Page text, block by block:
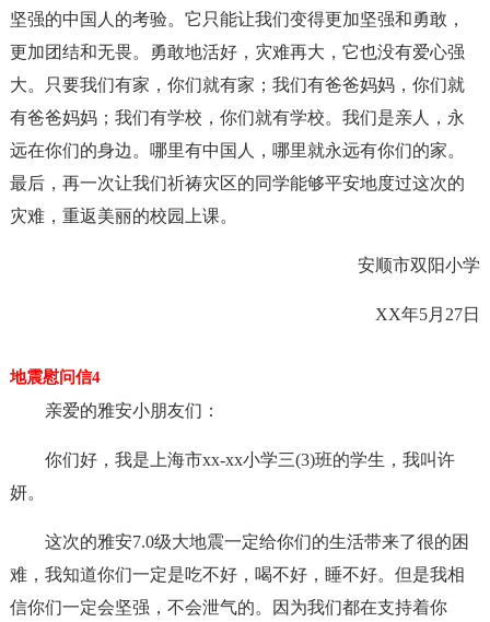
坚强的中国人的考验。它只能让我们变得更加坚强和勇敢，
更加团结和无畏。勇敢地活好，灾难再大，它也没有爱心强
大。只要我们有家，你们就有家；我们有爸爸妈妈，你们就
有爸爸妈妈；我们有学校，你们就有学校。我们是亲人，永
远在你们的身边。哪里有中国人，哪里就永远有你们的家。
最后，再一次让我们祈祷灾区的同学能够平安地度过这次的
灾难，重返美丽的校园上课。
安顺市双阳小学
XX年5月27日
地震慰问信4
亲爱的雅安小朋友们：
你们好，我是上海市xx-xx小学三(3)班的学生，我叫许
妍。
这次的雅安7.0级大地震一定给你们的生活带来了很的困
难，我知道你们一定是吃不好，喝不好，睡不好。但是我相
信你们一定会坚强，不会泄气的。因为我们都在支持着你